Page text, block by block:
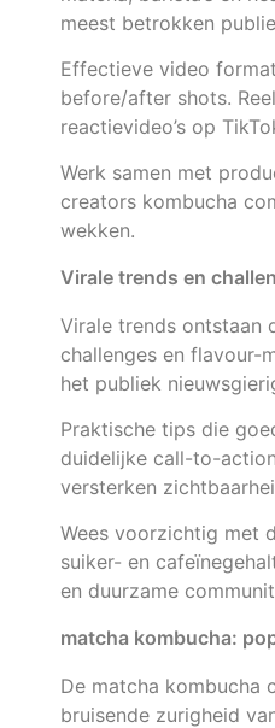
meest betrokken
Effectieve video
before/after shots.
reactievideo’s op
Werk samen met
creators kombucha
wekken.
Virale trends en
Virale trends ontstaan
challenges en flavour-
het publiek
Praktische tips die
duidelijke call-to-
versterken
Wees voorzichtig met
suiker- en
en duurzame
matcha kombucha:
De matcha kombucha
bruisende zurigheid